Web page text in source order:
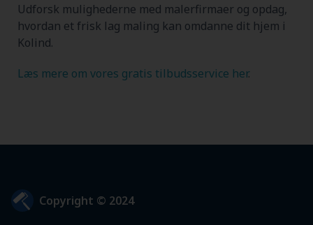
Udforsk mulighederne med malerfirmaer og opdag,
hvordan et frisk lag maling kan omdanne dit hjem i
Kolind.
Læs mere om vores gratis tilbudsservice her.
Copyright © 2024